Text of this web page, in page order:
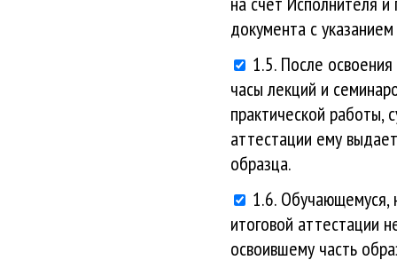
документа с
1.5. После
часы лекций и
практической работы,
аттестации ему
образца.
1.6. Обучающемуся,
итоговой аттестации
освоившему часть